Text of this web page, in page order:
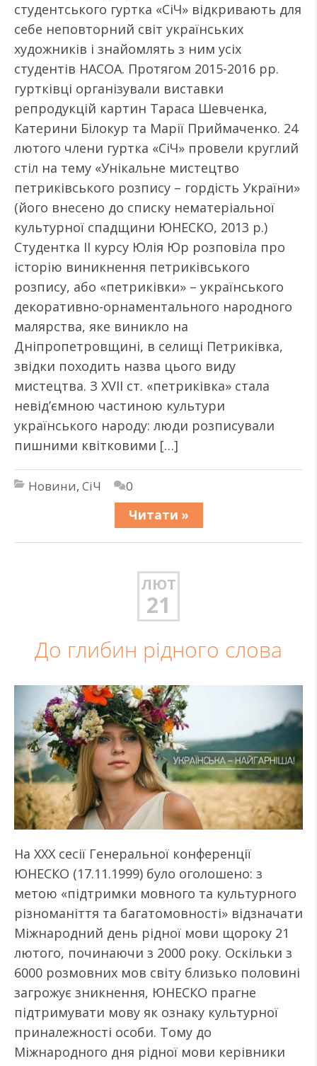
студентського гуртка «СіЧ» відкривають для
себе неповторний світ українських
художників і знайомлять з ним усіх
студентів НАСОА. Протягом 2015-2016 рр.
гуртківці організували виставки
репродукцій картин Тараса Шевченка,
Катерини Білокур та Марії Приймаченко. 24
лютого члени гуртка «СіЧ» провели круглий
стіл на тему «Унікальне мистецтво
петриківського розпису – гордість України»
(його внесено до списку нематеріальної
культурної спадщини ЮНЕСКО, 2013 р.)
Студентка II курсу Юлія Юр розповіла про
історію виникнення петриківського
розпису, або «петриківки» – українського
декоративно-орнаментального народного
малярства, яке виникло на
Дніпропетровщині, в селищі Петриківка,
звідки походить назва цього виду
мистецтва. З XVII ст. «петриківка» стала
невід’ємною частиною культури
українського народу: люди розписували
пишними квітковими […]
Новини, СіЧ
0
Читати »
ЛЮТ
21
До глибин рідного слова
На ХХХ сесії Генеральної конференції
ЮНЕСКО (17.11.1999) було оголошено: з
метою «підтримки мовного та культурного
різноманіття та багатомовності» відзначати
Міжнародний день рідної мови щороку 21
лютого, починаючи з 2000 року. Оскільки з
6000 розмовних мов світу близько половині
загрожує зникнення, ЮНЕСКО прагне
підтримувати мову як ознаку культурної
приналежності особи. Тому до
Міжнародного дня рідної мови керівники